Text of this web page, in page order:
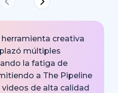
creativa
múltiples
la fatiga de
a The Pipeline
de alta calidad